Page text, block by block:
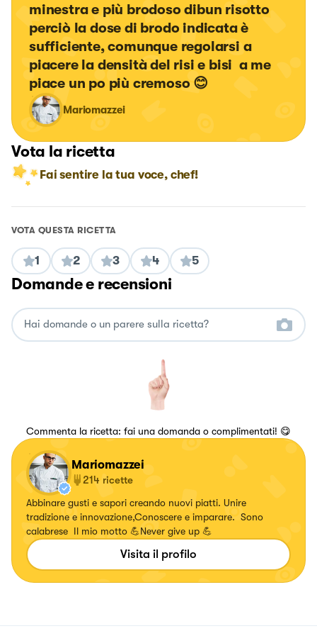
minestra e più brodoso dibun risotto
perciò la dose di brodo indicata è
sufficiente, comunque regolarsi a
piacere la densità del risi e bisi  a me
piace un po più cremoso 😊
Mariomazzei
Vota la ricetta
Fai sentire la tua voce, chef!
VOTA QUESTA RICETTA
1 2 3 4 5
Domande e recensioni
Commenta la ricetta: fai una domanda o complimentati! 😋
Mariomazzei
214 ricette
Abbinare gusti e sapori creando nuovi piatti. Unire
tradizione e innovazione,Conoscere e imparare. Sono
calabrese Il mio motto 💪Never give up 💪
Visita il profilo